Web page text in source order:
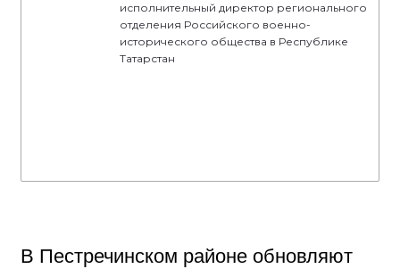
исполнительный директор регионального
отделения Российского военно-
исторического общества в Республике
Татарстан
В Пестречинском районе обновляют